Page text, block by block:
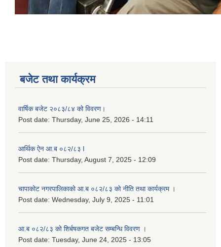
बजेट तथा कार्यक्रम
वार्षिक बजेट २०८३/८४ को विवरण।
Post date: Thursday, June 25, 2026 - 14:11
आर्थिक ऐन आ.ब ०८२/८३ l
Post date: Thursday, August 7, 2025 - 12:09
चापाकोट नगरपालिकाको आ.ब ०८२/८३ को नीति तथा कार्यक्रम ।
Post date: Wednesday, July 9, 2025 - 11:01
आ.ब ०८२/८३ को शिर्बषकगत बजेट सम्बन्धि विवरण ।
Post date: Tuesday, June 24, 2025 - 13:05